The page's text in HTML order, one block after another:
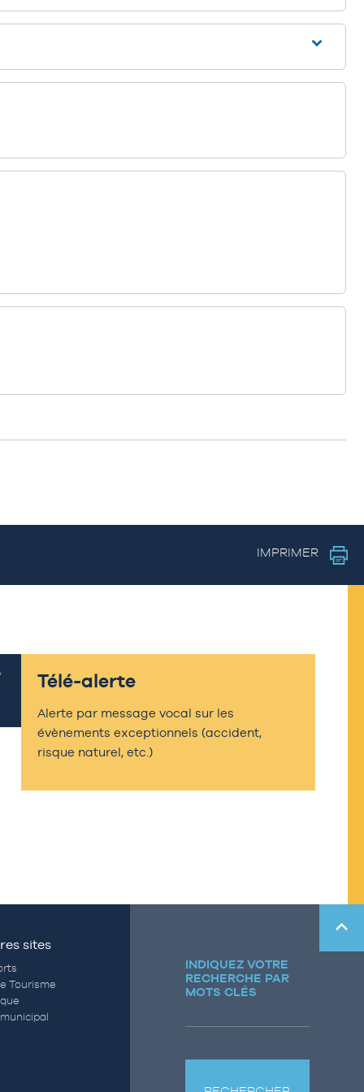
IMPRIMER
Télé-alerte
Alerte par message vocal sur les
évènements exceptionnels (accident,
risque naturel, etc.)
sites
Tourisme
INDIQUEZ VOTRE
RECHERCHE PAR
MOTS CLÉS